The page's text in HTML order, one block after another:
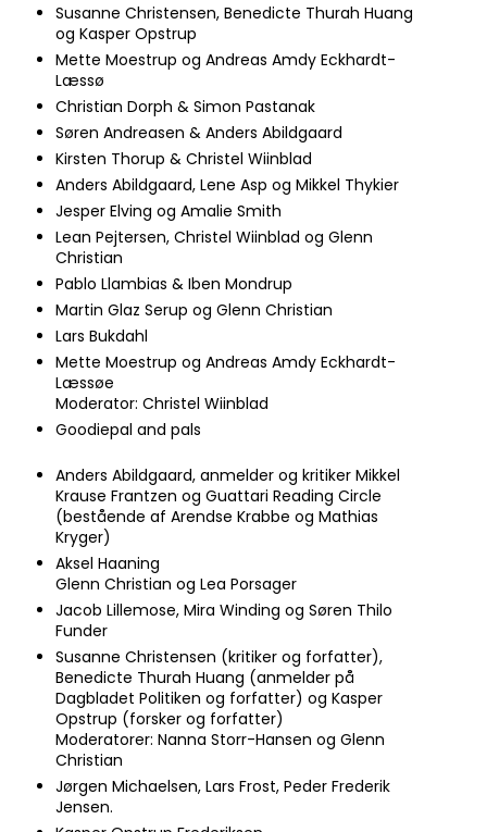
Susanne Christensen, Benedicte Thurah Huang
og Kasper Opstrup
Mette Moestrup og Andreas Amdy Eckhardt-
Læssø
Christian Dorph & Simon Pastanak
Søren Andreasen & Anders Abildgaard
Kirsten Thorup & Christel Wiinblad
Anders Abildgaard, Lene Asp og Mikkel Thykier
Jesper Elving og Amalie Smith
Lean Pejtersen, Christel Wiinblad og Glenn
Christian
Pablo Llambias & Iben Mondrup
Martin Glaz Serup og Glenn Christian
Lars Bukdahl​​
Mette Moestrup og Andreas Amdy Eckhardt-
Læssøe
​​Moderator: Christel Wiinblad
Goodiepal and pals​
Anders Abildgaard, anmelder og kritiker Mikkel
Krause Frantzen og Guattari Reading Circle
(bestående af Arendse Krabbe og Mathias
Kryger)​
Aksel Haaning​
Glenn Christian og Lea Porsager​
Jacob Lillemose, Mira Winding og Søren Thilo
Funder
Susanne Christensen (kritiker og forfatter),​
Benedicte Thurah Huang (anmelder på
Dagbladet Politiken og forfatter) og Kasper
Opstrup (forsker og forfatter)​
Moderatorer: Nanna Storr-Hansen og Glenn
Christian​
Jørgen Michaelsen, Lars Frost, Peder Frederik
Jensen.